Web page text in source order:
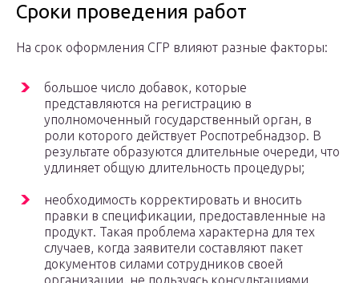
Сроки проведения работ
На срок оформления СГР влияют разные факторы:
большое число добавок, которые
представляются на регистрацию в
уполномоченный государственный орган, в
роли которого действует Роспотребнадзор. В
результате образуются длительные очереди, что
удлиняет общую длительность процедуры;
необходимость корректировать и вносить
правки в спецификации, предоставленные на
продукт. Такая проблема характерна для тех
случаев, когда заявители составляют пакет
документов силами сотрудников своей
организации, не пользуясь консультациями